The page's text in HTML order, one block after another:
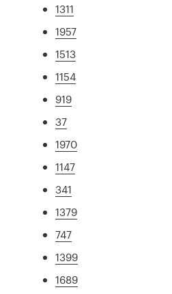
1311
1957
1513
1154
919
37
1970
1147
341
1379
747
1399
1689